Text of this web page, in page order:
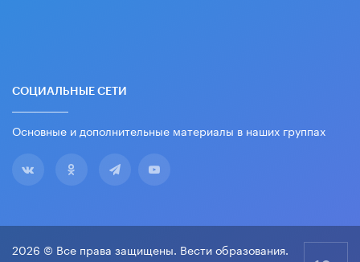
СОЦИАЛЬНЫЕ СЕТИ
Основные и дополнительные материалы в наших группах
2026 © Все права защищены. Вести образования.